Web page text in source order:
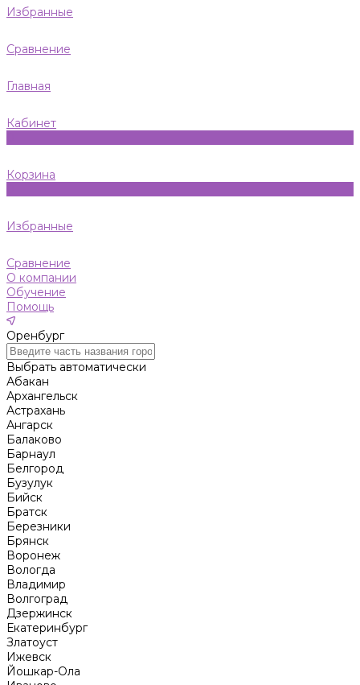
Избранные
Сравнение
Главная
Кабинет
Корзина
Избранные
Сравнение
О компании
Обучение
Помощь
Оренбург
Выбрать автоматически
Абакан
Архангельск
Астрахань
Ангарск
Балаково
Барнаул
Белгород
Бузулук
Бийск
Братск
Березники
Брянск
Воронеж
Вологда
Владимир
Волгоград
Дзержинск
Екатеринбург
Златоуст
Ижевск
Йошкар-Ола